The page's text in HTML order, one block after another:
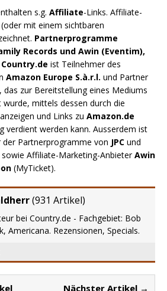
s.g. Affiliate-Links. Affiliate-
mit einem sichtbaren
Partnerprogramme
Records und Awin (Eventim),
Country.de ist Teilnehmer des
Amazon Europe S.à.r.l. und Partner
zur Bereitstellung eines Mediums
mittels dessen durch die
und Links zu Amazon.de
verdient werden kann. Ausserdem ist
der Partnerprogramme von JPC und
sowie Affiliate-Marketing-AnbieterAwin
(MyTicket).
(931 Artikel)
bei Country.de - Fachgebiet: Bob
Americana. Rezensionen, Specials.
Nächster Artikel →